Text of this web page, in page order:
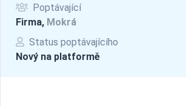
Poptávající
Firma, Mokrá
Status poptávajícího
Nový na platformě